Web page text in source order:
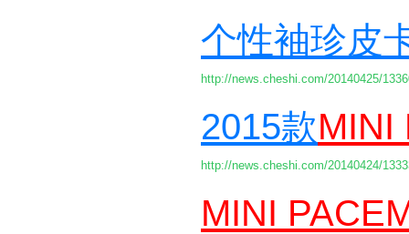
个性袖珍皮
http://news.cheshi.com/20140425/
2015款MINI
http://news.cheshi.com/20140424/
MINI